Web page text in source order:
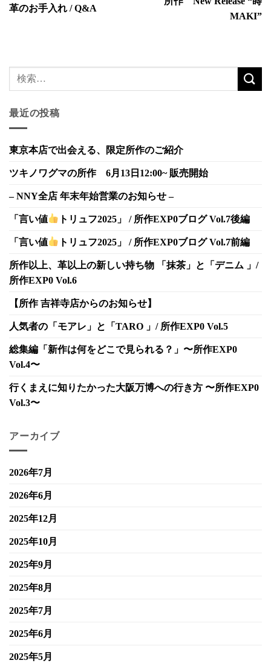
革のお手入れ / Q&A
MAKI”
最近の投稿
東京本店で出会える、限定所作のご紹介
ツキノワグマの所作 6月13日12:00~ 販売開始
– NNY全店 年末年始営業のお知らせ –
「言い値 トリュフ2025」 / 所作EXP0ブログ Vol.7後編
「言い値 トリュフ2025」 / 所作EXP0ブログ Vol.7前編
所作以上、革以上の新しい持ち物 「抹茶」と「デニム 」/
所作EXP0 Vol.6
【所作 吉祥寺店からのお知らせ】
人気者の「モアレ」と「TARO 」/ 所作EXP0 Vol.5
総集編「新作は何をどこで見られる？」〜所作EXP0
Vol.4〜
行くまえに知りたかった大阪万博への行き方 〜所作EXP0
Vol.3〜
アーカイブ
2026年7月
2026年6月
2025年12月
2025年10月
2025年9月
2025年8月
2025年7月
2025年6月
2025年5月